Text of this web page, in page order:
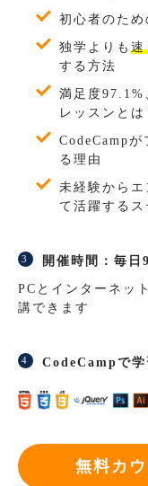
初心者のため
独学よりも 速
する方法
満足度97.1%
レッスンとは
CodeCamp
る理由
未経験から
て活躍するス
開催時間：毎日
PCとインターネッ
講できます
CodeCampで
無料カ